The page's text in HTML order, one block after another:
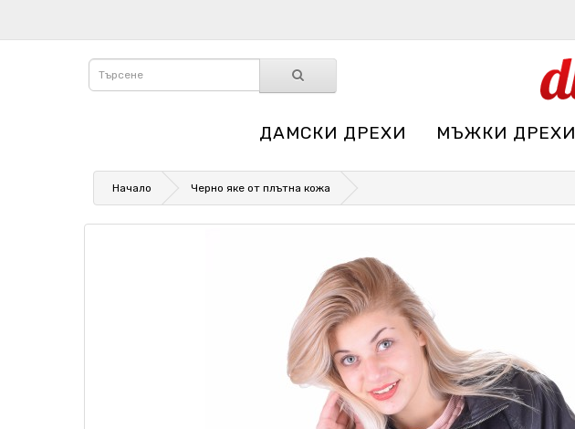
ДАМСКИ ДРЕХИ МЪЖКИ ДРЕХИ
Начало Черно яке от плътна кожа